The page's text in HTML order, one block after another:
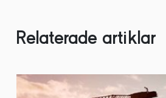
Relaterade artiklar